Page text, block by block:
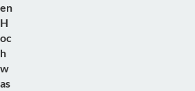
en
H
oc
h
w
as